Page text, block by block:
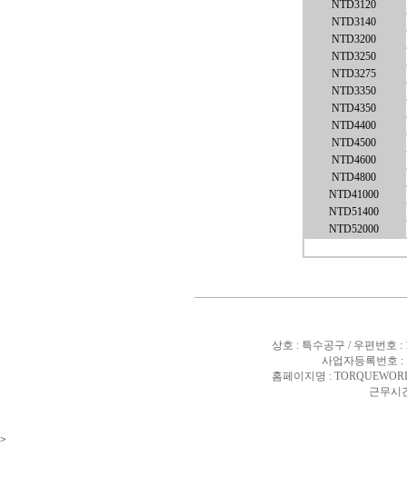
NTD3120
NTD3140
NTD3200
NTD3250
NTD3275
NTD3350
NTD4350
NTD4400
NTD4500
NTD4600
NTD4800
NTD41000
NTD51400
NTD52000
상호 : 특수공구 / 우편번호 :
사업자등록번호 :
홈페이지명 :
근무시
>